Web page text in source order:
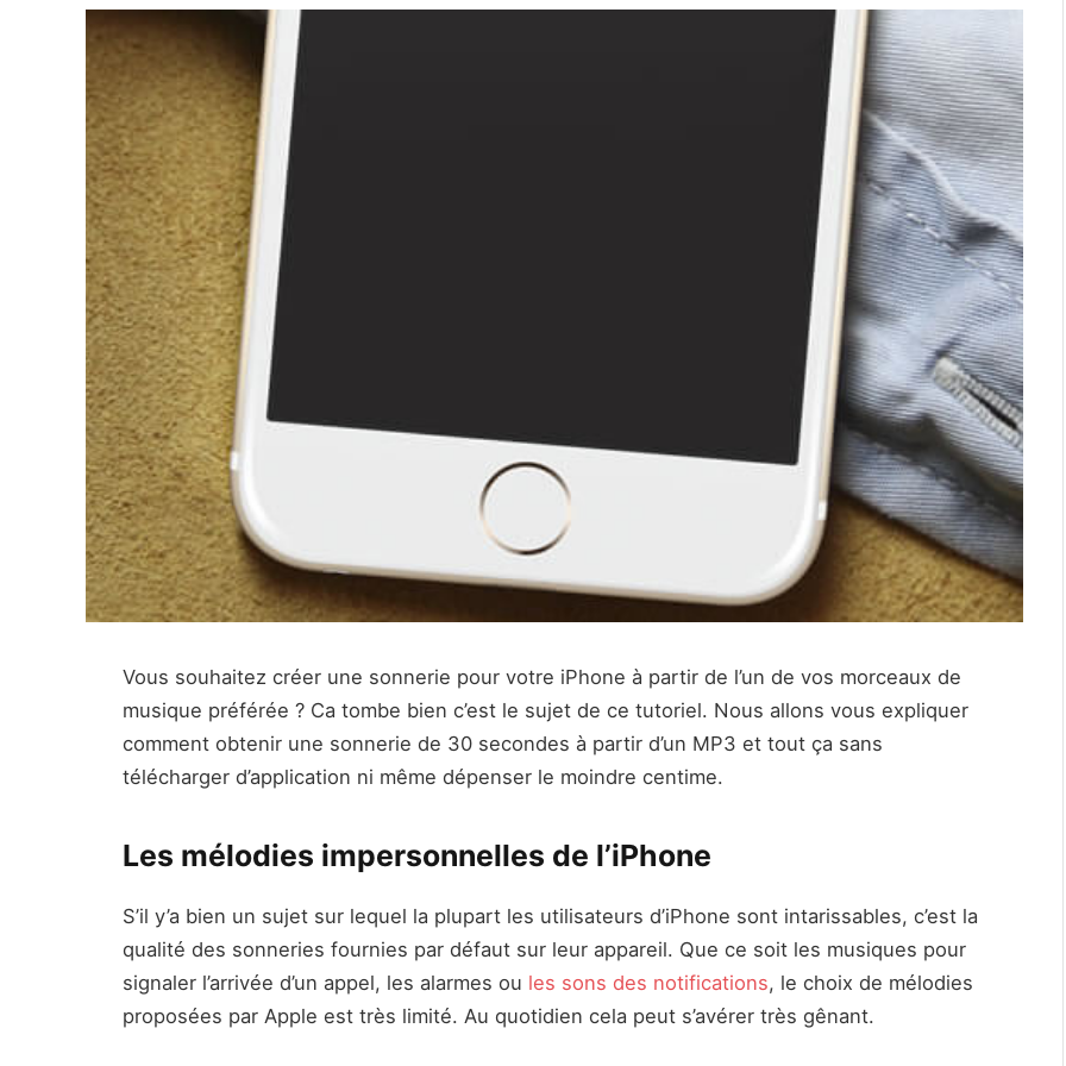
Vous souhaitez créer une sonnerie pour votre iPhone à partir de l’un de vos morceaux de
musique préférée ? Ca tombe bien c’est le sujet de ce tutoriel. Nous allons vous expliquer
comment obtenir une sonnerie de 30 secondes à partir d’un MP3 et tout ça sans
télécharger d’application ni même dépenser le moindre centime.
Les mélodies impersonnelles de l’iPhone
S’il y’a bien un sujet sur lequel la plupart les utilisateurs d’iPhone sont intarissables, c’est la
qualité des sonneries fournies par défaut sur leur appareil. Que ce soit les musiques pour
signaler l’arrivée d’un appel, les alarmes ou les sons des notifications, le choix de mélodies
proposées par Apple est très limité. Au quotidien cela peut s’avérer très gênant.